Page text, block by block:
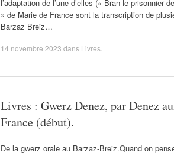
l’adaptation de l’une d’elles (« Bran le prisonnier
» de Marie de France sont la transcription de
Barzaz Breiz…
14 novembre 2023 dans Livres
Livres : Gwerz Denez, par Denez
France (début).
De la gwerz orale au Barzaz-Breiz.Quand on